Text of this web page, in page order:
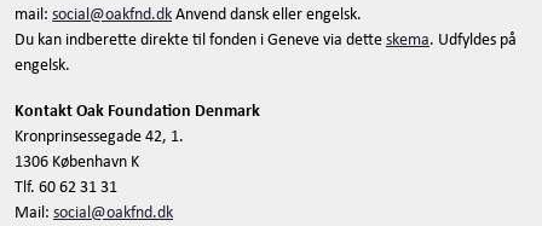
mail: social@oakfnd.dkAnvend dansk eller engelsk.
Du kan indberette direkte til fonden i Geneve via detteskema. Udfyldes på
engelsk.
Kontakt Oak Foundation Denmark
Kronprinsessegade 42, 1.
1306 København K
Tlf. 60 62 31 31
Mail: social@oakfnd.dk